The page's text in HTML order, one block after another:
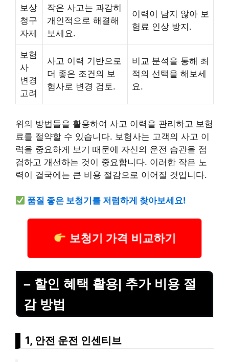
보상
청구
자제
작은 사고는 과감히
개인적으로 해결해
보세요.
이력이 남지 않아 보
험료 인상 방지.
보험
사
변경
고려
사고 이력 기반으로
더 좋은 조건의 보
험사로 변경 검토.
비교 분석을 통해 최
적의 선택을 해보세
요.
위의 방법들을 활용하여 사고 이력을 관리하고 보험
료를 절약할 수 있습니다. 보험사는 고객의 사고 이
력을 중요하게 보기 때문에 자신의 운전 습관을 점
검하고 개선하는 것이 중요합니다. 이러한 작은 노
력이 결국에는 큰 비용 절감으로 이어질 것입니다.
품질 좋은 보청기를 저렴하게 찾아보세요!
보청기 가격 비교하기
– 할인 혜택 활용| 추가 비용 절
감 방법
1, 안전 운전 인센티브